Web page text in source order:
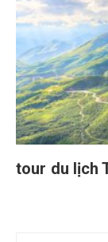
tour du lịch